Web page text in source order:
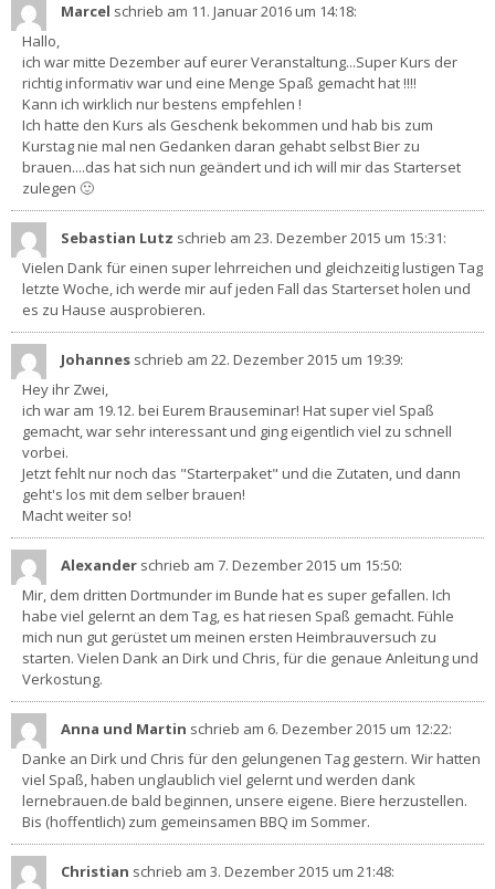
Marcel schrieb am 11. Januar 2016um 14:18:
Hallo,
ich war mitte Dezember auf eurer Veranstaltung...Super Kurs der
richtig informativ war und eine Menge Spaß gemacht hat !!!!
Kann ich wirklich nur bestens empfehlen !
Ich hatte den Kurs als Geschenk bekommen und hab bis zum
Kurstag nie mal nen Gedanken daran gehabt selbst Bier zu
brauen....das hat sich nun geändert und ich will mir das Starterset
zulegen 🙂
Sebastian Lutz schrieb am 23. Dezember 2015 um 15:31:
Vielen Dank für einen super lehrreichen und gleichzeitig lustigen Tag
letzte Woche, ich werde mir auf jeden Fall das Starterset holen und
es zu Hause ausprobieren.
Johannes schrieb am 22. Dezember 2015 um 19:39:
Hey ihr Zwei,
ich war am 19.12. bei Eurem Brauseminar! Hat super viel Spaß
gemacht, war sehr interessant und ging eigentlich viel zu schnell
vorbei.
Jetzt fehlt nur noch das "Starterpaket" und die Zutaten, und dann
geht's los mit dem selber brauen!
Macht weiter so!
Alexander schrieb am 7. Dezember 2015 um 15:50:
Mir, dem dritten Dortmunder im Bunde hat es super gefallen. Ich
habe viel gelernt an dem Tag, es hat riesen Spaß gemacht. Fühle
mich nun gut gerüstet um meinen ersten Heimbrauversuch zu
starten. Vielen Dank an Dirk und Chris, für die genaue Anleitung und
Verkostung.
Anna und Martin schrieb am 6. Dezember 2015 um 12:22:
Danke an Dirk und Chris für den gelungenen Tag gestern. Wir hatten
viel Spaß, haben unglaublich viel gelernt und werden dank
lernebrauen.de bald beginnen, unsere eigene. Biere herzustellen.
Bis (hoffentlich) zum gemeinsamen BBQ im Sommer.
Christian schrieb am 3. Dezember 2015 um 21:48: